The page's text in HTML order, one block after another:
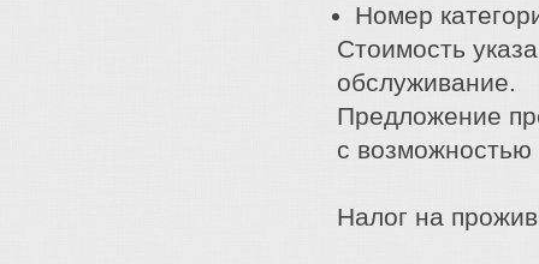
Номер
Стоимость
обслуживание.
Предложение
с возможностью
Налог на